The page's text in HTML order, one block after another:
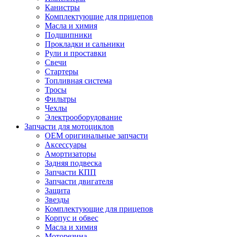
Канистры
Комплектующие для прицепов
Масла и химия
Подшипники
Прокладки и сальники
Рули и проставки
Свечи
Стартеры
Топливная система
Тросы
Фильтры
Чехлы
Электрооборудование
Запчасти для мотоциклов
OEM оригинальные запчасти
Аксессуары
Амортизаторы
Задняя подвеска
Запчасти КПП
Запчасти двигателя
Защита
Звезды
Комплектующие для прицепов
Корпус и обвес
Масла и химия